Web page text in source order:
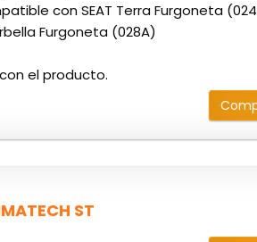
con SEAT Terra Furgoneta
Furgoneta (028A)
el producto.
ST